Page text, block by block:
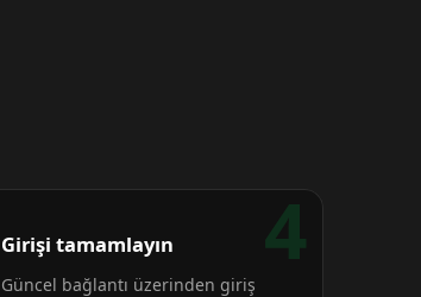
4
Girişi tamamlayın
Güncel bağlantı üzerinden giriş